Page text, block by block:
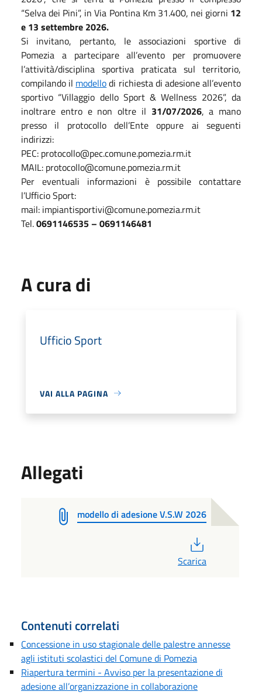
“Selva dei Pini”, in Via Pontina Km 31.400, nei giorni 12
e 13 settembre 2026.
Si invitano, pertanto, le associazioni sportive di
Pomezia a partecipare all’evento per promuovere
l’attività/disciplina sportiva praticata sul territorio,
compilando il modellodi richiesta di adesione all’evento
sportivo “Villaggio dello Sport & Wellness 2026”, da
inoltrare entro e non oltre il 31/07/2026, a mano
presso il protocollo dell’Ente oppure ai seguenti
indirizzi:
PEC: protocollo@pec.comune.pomezia.rm.it
MAIL: protocollo@comune.pomezia.rm.it
Per eventuali informazioni è possibile contattare
l’Ufficio Sport:
mail: impiantisportivi@comune.pomezia.rm.it
Tel.0691146535 – 0691146481
A cura di
Ufficio Sport
VAI ALLA PAGINA
Allegati
modello di adesione V.S.W 2026
Scarica
Contenuti correlati
Concessione in uso stagionale delle palestre annesse
agli istituti scolastici del Comune di Pomezia
Riapertura termini - Avviso per la presentazione di
adesione all’organizzazione in collaborazione